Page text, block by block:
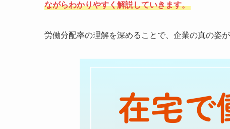
ながらわかりやすく解説していきます。
労働分配率の理解を深めることで、企業の真の姿